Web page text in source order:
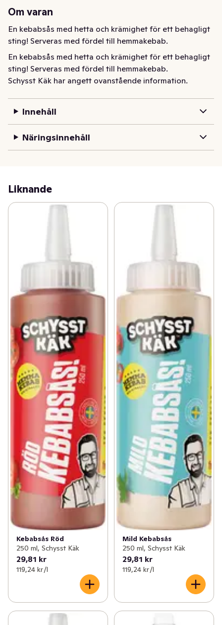
Om varan
En kebabsås med hetta och krämighet för ett behagligt
sting! Serveras med fördel till hemmakebab.
En kebabsås med hetta och krämighet för ett behagligt
sting! Serveras med fördel till hemmakebab.
Schysst Käk har angett ovanstående information.
Innehåll
Näringsinnehåll
Liknande
Kebabsås Röd
250 ml, Schysst Käk
29,81 kr
119,24 kr /l
Mild Kebabsås
250 ml, Schysst Käk
29,81 kr
119,24 kr /l